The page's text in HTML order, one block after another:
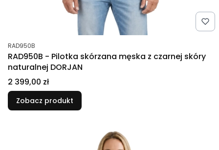
Kod produktu
RAD950B
RAD950B - Pilotka skórzana męska z czarnej skóry
naturalnej DORJAN
Cena
2 399,00 zł
Zobacz produkt